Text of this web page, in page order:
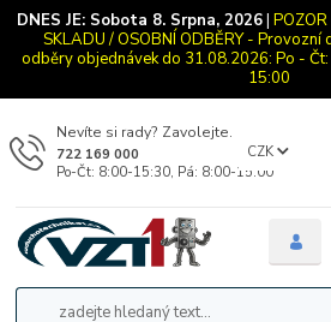
DNES JE: Sobota 8. Srpna, 2026|
SKLADU / OSOBNÍ ODBĚRY -
odběry objednávek do 31.08.2026: Po -
15:00
CZK
Nevíte si rady? Zavolejte.
722 169 000
Po-Čt: 8:00-15:30, Pá: 8:00-15:00